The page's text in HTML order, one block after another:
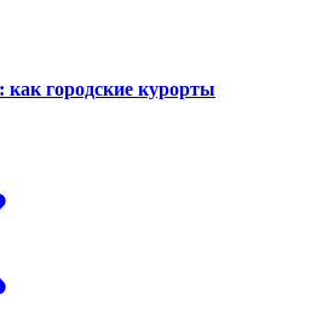
как городские курорты